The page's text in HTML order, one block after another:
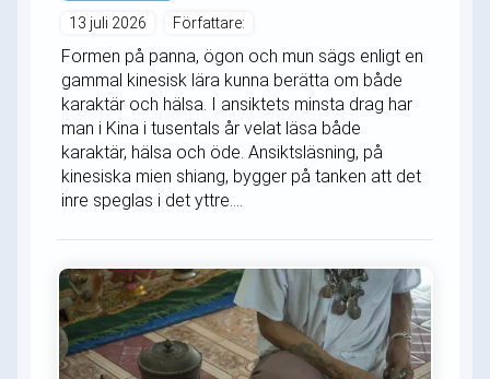
13 juli 2026 Författare:
Formen på panna, ögon och mun sägs enligt en
gammal kinesisk lära kunna berätta om både
karaktär och hälsa. I ansiktets minsta drag har
man i Kina i tusentals år velat läsa både
karaktär, hälsa och öde. Ansiktsläsning, på
kinesiska mien shiang, bygger på tanken att det
inre speglas i det yttre....